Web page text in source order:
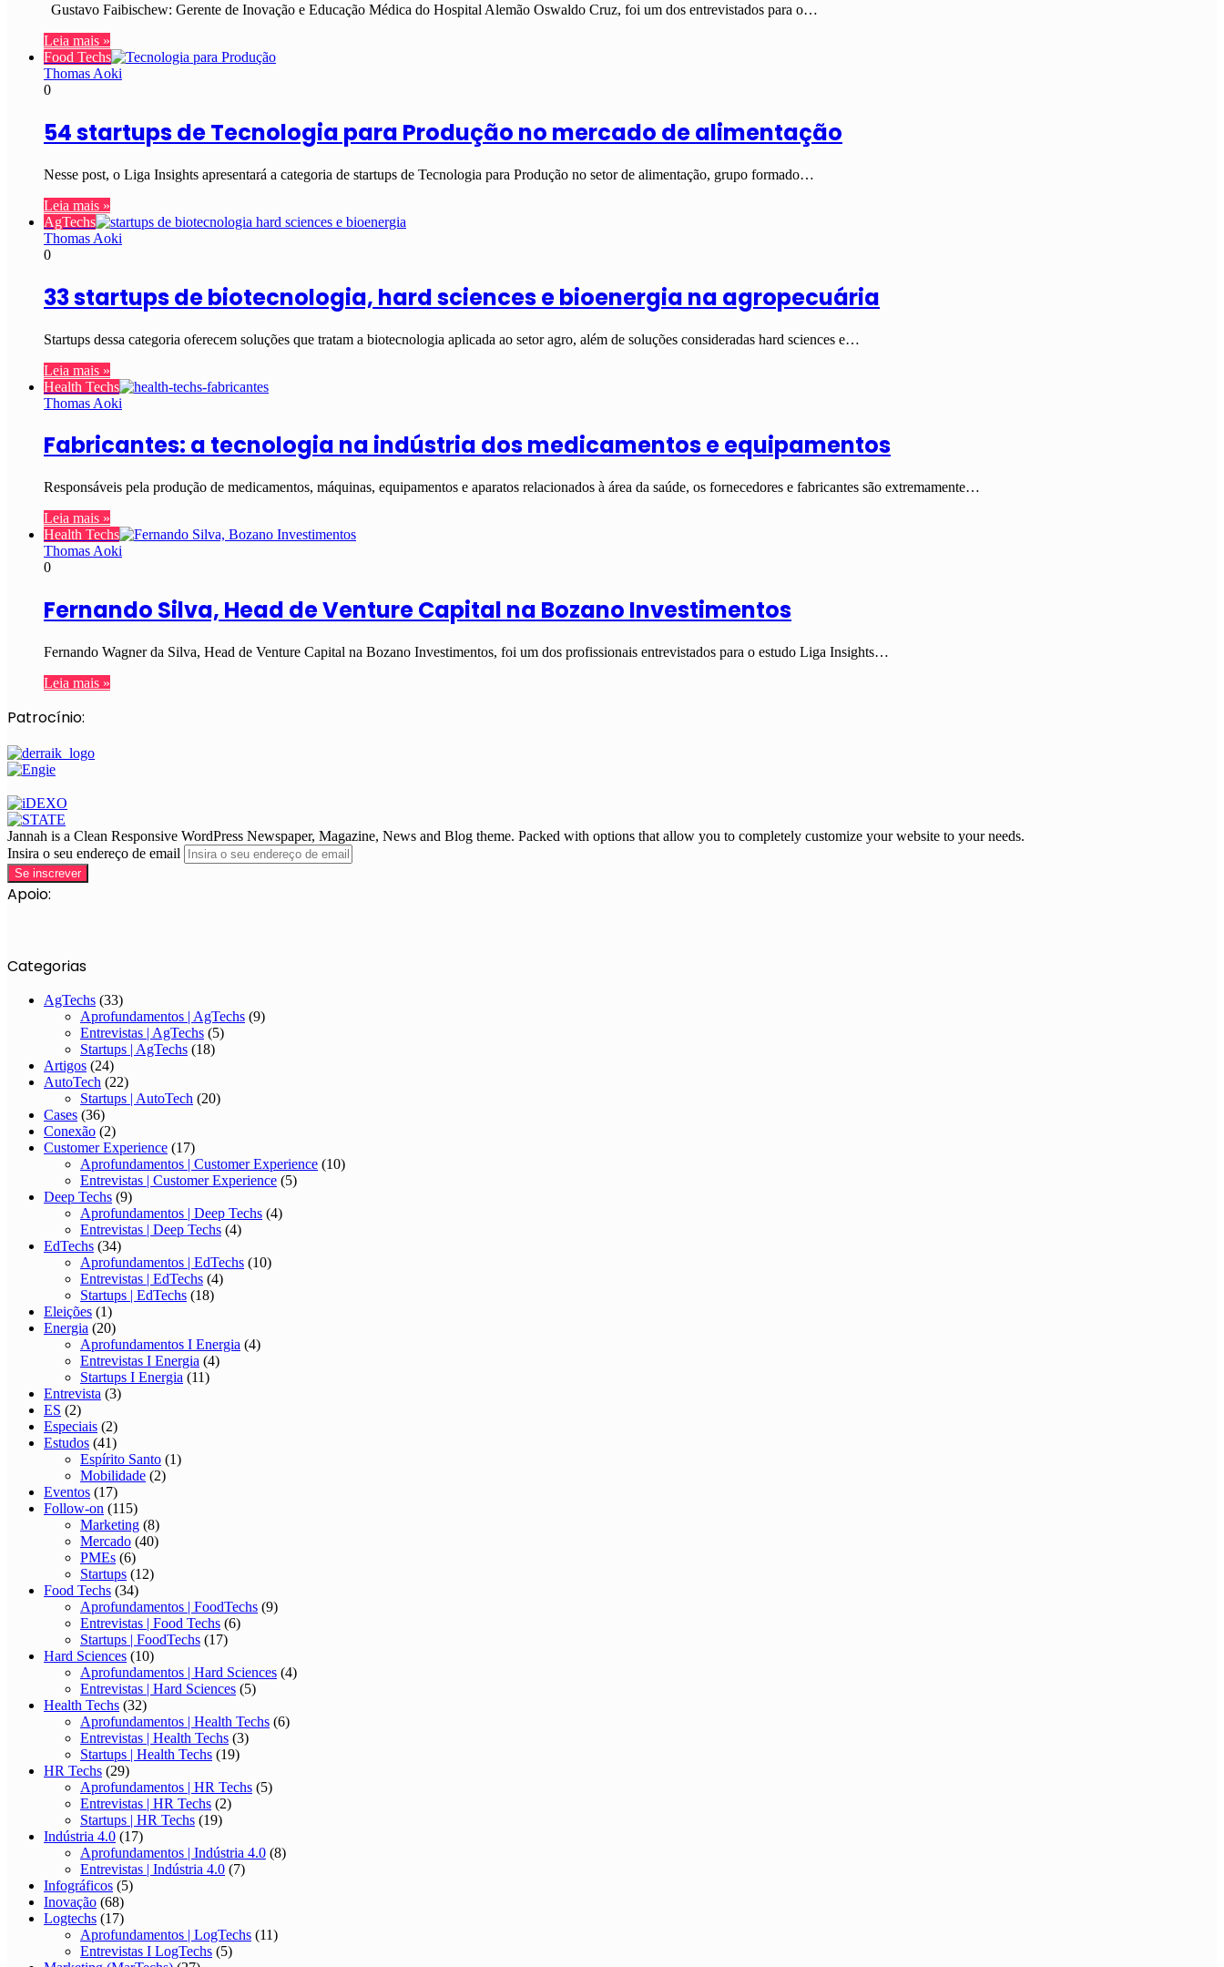
Gustavo Faibischew: Gerente de Inovação e Educação Médica do Hospital Alemão Oswaldo Cruz, foi um dos entrevistados para o…
Leia mais »
Food Techs
Thomas Aoki
0
54 startups de Tecnologia para Produção no mercado de alimentação
Nesse post, o Liga Insights apresentará a categoria de startups de Tecnologia para Produção no setor de alimentação, grupo formado…
Leia mais »
AgTechs
Thomas Aoki
0
33 startups de biotecnologia, hard sciences e bioenergia na agropecuária
Startups dessa categoria oferecem soluções que tratam a biotecnologia aplicada ao setor agro, além de soluções consideradas hard sciences e…
Leia mais »
Health Techs
Thomas Aoki
Fabricantes: a tecnologia na indústria dos medicamentos e equipamentos
Responsáveis pela produção de medicamentos, máquinas, equipamentos e aparatos relacionados à área da saúde, os fornecedores e fabricantes são extremamente…
Leia mais »
Health Techs
Thomas Aoki
0
Fernando Silva, Head de Venture Capital na Bozano Investimentos
Fernando Wagner da Silva, Head de Venture Capital na Bozano Investimentos, foi um dos profissionais entrevistados para o estudo Liga Insights…
Leia mais »
Patrocínio:
Jannah is a Clean Responsive WordPress Newspaper, Magazine, News and Blog theme. Packed with options that allow you to completely customize your website to your needs.
Insira o seu endereço de email
Apoio:
Categorias
AgTechs (33)
Aprofundamentos | AgTechs (9)
Entrevistas | AgTechs (5)
Startups | AgTechs (18)
Artigos (24)
AutoTech (22)
Startups | AutoTech (20)
Cases (36)
Conexão (2)
Customer Experience (17)
Aprofundamentos | Customer Experience (10)
Entrevistas | Customer Experience (5)
Deep Techs (9)
Aprofundamentos | Deep Techs (4)
Entrevistas | Deep Techs (4)
EdTechs (34)
Aprofundamentos | EdTechs (10)
Entrevistas | EdTechs (4)
Startups | EdTechs (18)
Eleições (1)
Energia (20)
Aprofundamentos I Energia (4)
Entrevistas I Energia (4)
Startups I Energia (11)
Entrevista (3)
ES (2)
Especiais (2)
Estudos (41)
Espírito Santo (1)
Mobilidade (2)
Eventos (17)
Follow-on (115)
Marketing (8)
Mercado (40)
PMEs (6)
Startups (12)
Food Techs (34)
Aprofundamentos | FoodTechs (9)
Entrevistas | Food Techs (6)
Startups | FoodTechs (17)
Hard Sciences (10)
Aprofundamentos | Hard Sciences (4)
Entrevistas | Hard Sciences (5)
Health Techs (32)
Aprofundamentos | Health Techs (6)
Entrevistas | Health Techs (3)
Startups | Health Techs (19)
HR Techs (29)
Aprofundamentos | HR Techs (5)
Entrevistas | HR Techs (2)
Startups | HR Techs (19)
Indústria 4.0 (17)
Aprofundamentos | Indústria 4.0 (8)
Entrevistas | Indústria 4.0 (7)
Infográficos (5)
Inovação (68)
Logtechs (17)
Aprofundamentos | LogTechs (11)
Entrevistas I LogTechs (5)